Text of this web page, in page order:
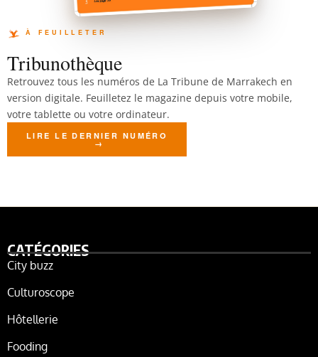
Tribunothèque
Retrouvez tous les numéros de La Tribune de Marrakech en
version digitale. Feuilletez le magazine depuis votre mobile,
votre tablette ou votre ordinateur.
LIRE LE DERNIER NUMÉRO
CATÉGORIES
City buzz
Culturoscope
Hôtellerie
Fooding